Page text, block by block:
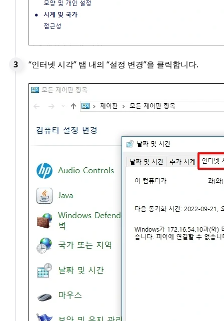
“인터넷 시각” 탭 내의 “설정 변경”을 클릭합니다.